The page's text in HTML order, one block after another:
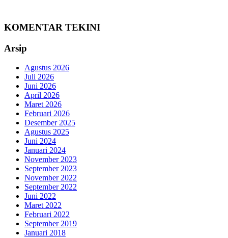
KOMENTAR TEKINI
Arsip
Agustus 2026
Juli 2026
Juni 2026
April 2026
Maret 2026
Februari 2026
Desember 2025
Agustus 2025
Juni 2024
Januari 2024
November 2023
September 2023
November 2022
September 2022
Juni 2022
Maret 2022
Februari 2022
September 2019
Januari 2018